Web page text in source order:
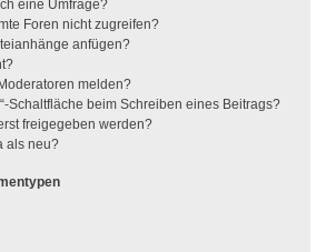
eine Umfrage?
Foren nicht zugreifen?
anfügen?
melden?
Schaltfläche beim Schreiben eines Beitrags?
freigegeben werden?
als neu?